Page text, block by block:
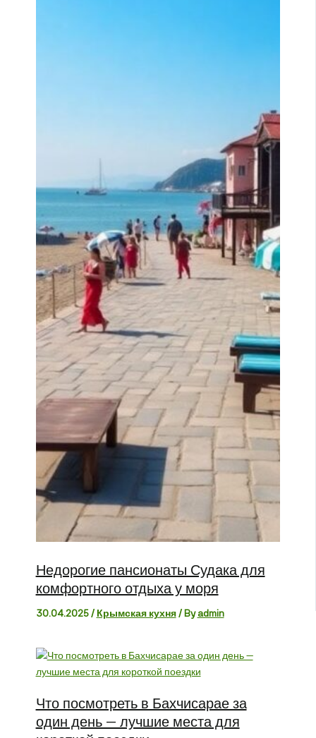
Недорогие пансионаты Судака для
комфортного отдыха у моря
30.04.2025/ Крымская кухня/ Byadmin
Что посмотреть в Бахчисарае за
один день — лучшие места для